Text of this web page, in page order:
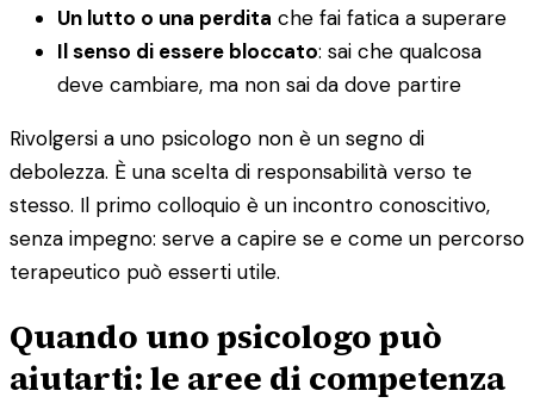
Un lutto o una perdita che fai fatica a superare
Il senso di essere bloccato: sai che qualcosa
deve cambiare, ma non sai da dove partire
Rivolgersi a uno psicologo non è un segno di
debolezza. È una scelta di responsabilità verso te
stesso. Il primo colloquio è un incontro conoscitivo,
senza impegno: serve a capire se e come un percorso
terapeutico può esserti utile.
Quando uno psicologo può
aiutarti: le aree di competenza